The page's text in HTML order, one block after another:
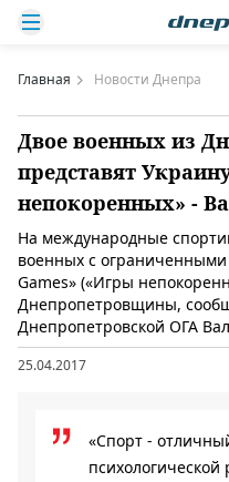
Главная Новости Днепра
Двое военных из
представят
непокоренных» -
На международные
военных с
Games» («Игры
Днепропетровщины,
Днепропетровской ОГА
25.04.2017
«Спорт -